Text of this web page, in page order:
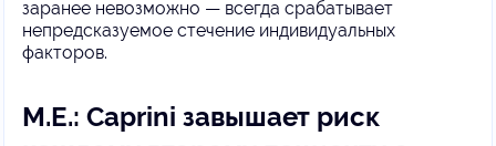
заранее невозможно — всегда срабатывает
непредсказуемое стечение индивидуальных
факторов.
М.Е.: Caprini завышает риск